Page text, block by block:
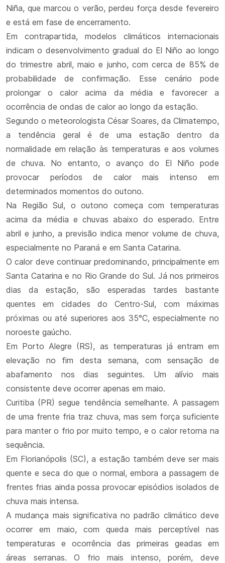
Niña, que marcou o verão, perdeu força desde fevereiro
e está em fase de encerramento.
Em contrapartida, modelos climáticos internacionais
indicam o desenvolvimento gradual do El Niño ao longo
do trimestre abril, maio e junho, com cerca de 85% de
probabilidade de confirmação. Esse cenário pode
prolongar o calor acima da média e favorecer a
ocorrência de ondas de calor ao longo da estação.
Segundo o meteorologista César Soares, da Climatempo,
a tendência geral é de uma estação dentro da
normalidade em relação às temperaturas e aos volumes
de chuva. No entanto, o avanço do El Niño pode
provocar períodos de calor mais intenso em
determinados momentos do outono.
Na Região Sul, o outono começa com temperaturas
acima da média e chuvas abaixo do esperado. Entre
abril e junho, a previsão indica menor volume de chuva,
especialmente no Paraná e em Santa Catarina.
O calor deve continuar predominando, principalmente em
Santa Catarina e no Rio Grande do Sul. Já nos primeiros
dias da estação, são esperadas tardes bastante
quentes em cidades do Centro-Sul, com máximas
próximas ou até superiores aos 35°C, especialmente no
noroeste gaúcho.
Em Porto Alegre (RS), as temperaturas já entram em
elevação no fim desta semana, com sensação de
abafamento nos dias seguintes. Um alívio mais
consistente deve ocorrer apenas em maio.
Curitiba (PR) segue tendência semelhante. A passagem
de uma frente fria traz chuva, mas sem força suficiente
para manter o frio por muito tempo, e o calor retorna na
sequência.
Em Florianópolis (SC), a estação também deve ser mais
quente e seca do que o normal, embora a passagem de
frentes frias ainda possa provocar episódios isolados de
chuva mais intensa.
A mudança mais significativa no padrão climático deve
ocorrer em maio, com queda mais perceptível nas
temperaturas e ocorrência das primeiras geadas em
áreas serranas. O frio mais intenso, porém, deve